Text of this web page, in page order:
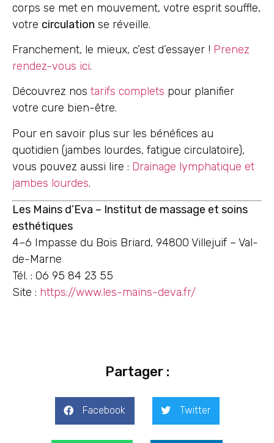
corps se met en mouvement, votre esprit souffle,
votre circulation se réveille.
Franchement, le mieux, c’est d’essayer ! Prenez
rendez-vous ici.
Découvrez nos tarifs complets pour planifier
votre cure bien-être.
Pour en savoir plus sur les bénéfices au
quotidien (jambes lourdes, fatigue circulatoire),
vous pouvez aussi lire : Drainage lymphatique et
jambes lourdes.
Les Mains d’Eva – Institut de massage et soins
esthétiques
4–6 Impasse du Bois Briard, 94800 Villejuif – Val-
de-Marne
Tél. : 06 95 84 23 55
Site : https://www.les-mains-deva.fr/
Partager :
Facebook Twitter